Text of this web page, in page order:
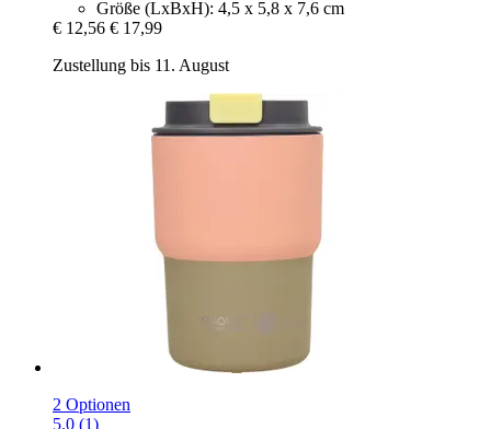
Größe (LxBxH): 4,5 x 5,8 x 7,6 cm
€ 12,56 € 17,99
Zustellung bis 11. August
2 Optionen
5.0 (1)